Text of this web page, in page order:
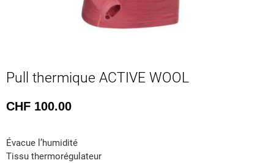
Pull thermique ACTIVE WOOL
CHF 100.00
Évacue l’humidité
Tissu thermorégulateur